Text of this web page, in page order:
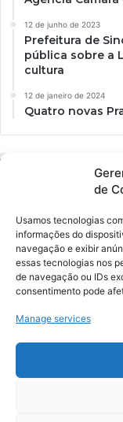
de
Usamos tecnologias
informações do
navegação e exibir
essas tecnologias nos
de navegação ou IDs
consentimento pode
Manage services
12 de junho de 2023
Prefeitura de
pública sobre a
cultura
12 de janeiro de 2024
Quatro novas
Ockara é uma
oferecer o
© Merak